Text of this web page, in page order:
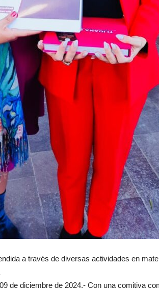
a través de diversas actividades en
de diciembre de 2024.- Con una comitiva